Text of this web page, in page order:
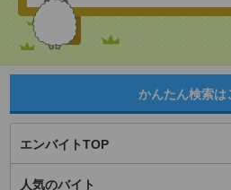
かんたん検索は
エンバイトTOP
人気のバイト